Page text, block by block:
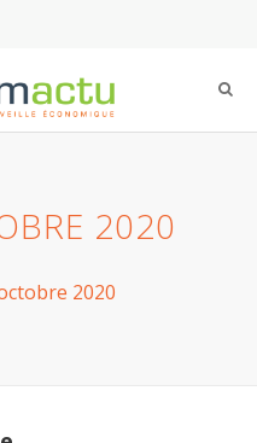
2020
2020